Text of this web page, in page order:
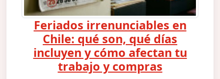
Feriados irrenunciables en
Chile: qué son, qué días
incluyen y cómo afectan tu
trabajo y compras